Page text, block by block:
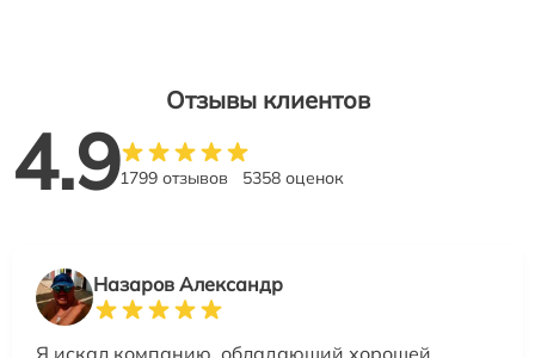
Отзывы клиентов
4.91799 отзывов 5358 оценок
Назаров Александр
Я искал компанию, обладающий хорошей